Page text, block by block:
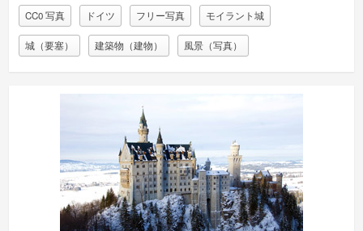
CC0 写真 ドイツ フリー写真 モイラント城
城（要塞） 建築物（建物） 風景（写真）